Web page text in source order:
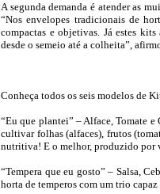
A segunda demanda é atender as
“Nos envelopes tradicionais de
compactas e objetivas. Já estes
desde o semeio até a colheita”,
Conheça todos os seis modelos de
“Eu que plantei” – Alface, Tomate
cultivar folhas (alfaces), frutos
nutritiva! E o melhor, produzido por
“Tempera que eu gosto” – Salsa,
horta de temperos com um trio